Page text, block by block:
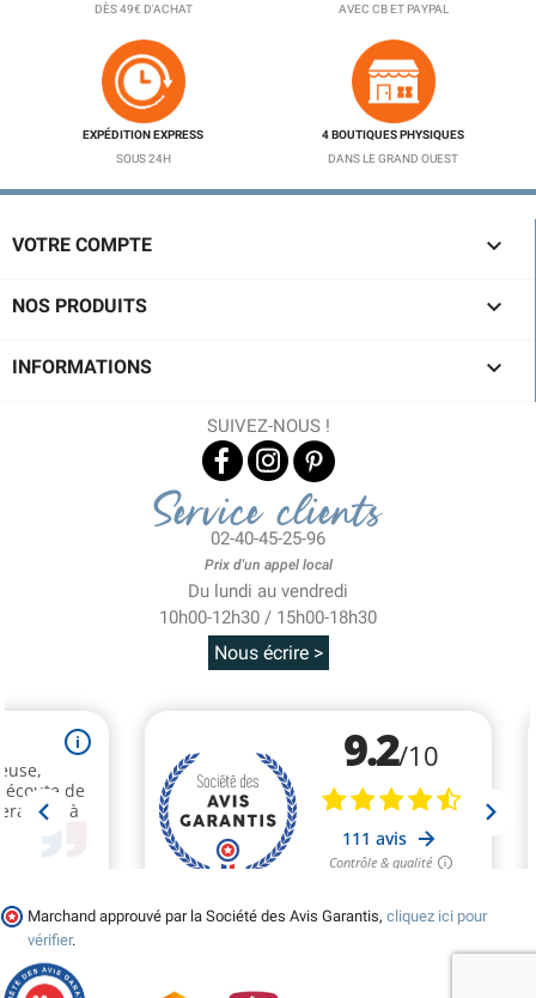
DÈS 49€ D'ACHAT
AVEC CB ET PAYPAL
EXPÉDITION EXPRESS
SOUS 24H
4 BOUTIQUES PHYSIQUES
DANS LE GRAND OUEST
VOTRE COMPTE 
NOS PRODUITS 
INFORMATIONS 
SUIVEZ-NOUS !
Service clients
02-40-45-25-96
Prix d'un appel local
Du lundi au vendredi
10h00-12h30 / 15h00-18h30
Nous écrire >
Marchand approuvé par la Société des Avis Garantis, cliquez ici pour
vérifier.